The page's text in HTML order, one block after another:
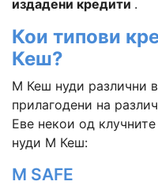
издадени кредити .
Кои типови
Кеш?
М Кеш нуди различни
прилагодени на
Еве некои од
нуди М Кеш:
M SAFE